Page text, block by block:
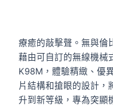
療癒的敲擊聲。無與倫
藉由可自訂的無線機械
K98M，體驗精緻、優
片結構和搶眼的設計，
升到新等級，專為突顯